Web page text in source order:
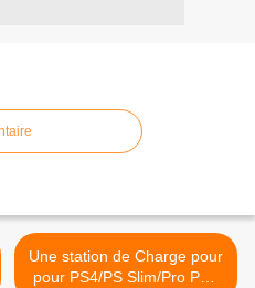
Une station de Charge pour
pour PS4/PS Slim/Pro PS4